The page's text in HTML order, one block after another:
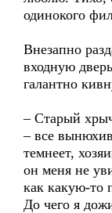
одинокого
Внезапно
входную
галантно
– Старый
– все
темнеет,
он меня не
как какую-то
До чего я